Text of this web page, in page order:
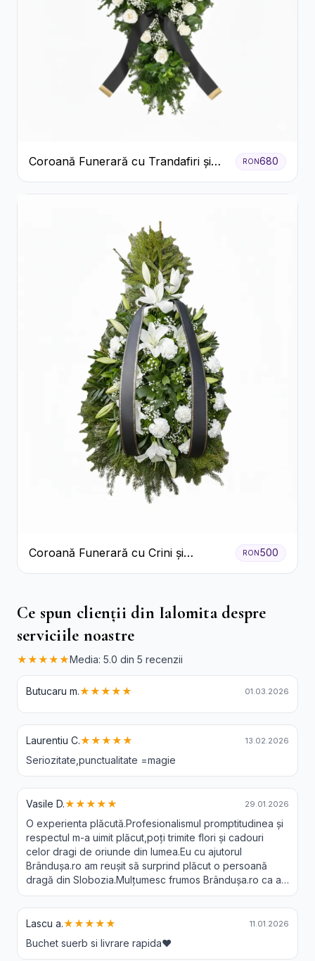
Coroană Funerară cu Trandafiri și
Crini
RON680
Coroană Funerară cu Crini și
Garoafe Albe
RON500
Ce spun clienții din Ialomita despre
serviciile noastre
★★★★★Media: 5.0 din 5 recenzii
Butucaru m.★★★★★ 01.03.2026
Laurentiu C.★★★★★ 13.02.2026
Seriozitate,punctualitate =magie
Vasile D.★★★★★ 29.01.2026
O experienta plăcută.Profesionalismul promptitudinea și
respectul m-a uimit plăcut,poți trimite flori și cadouri
celor dragi de oriunde din lumea.Eu cu ajutorul
Brândușa.ro am reușit să surprind plăcut o persoană
dragă din Slobozia.Mulțumesc frumos Brândușa.ro ca a-
ți făcut posibil acest lucru.Recomand 😘❤️
Lascu a.★★★★★ 11.01.2026
Buchet suerb si livrare rapida❤️